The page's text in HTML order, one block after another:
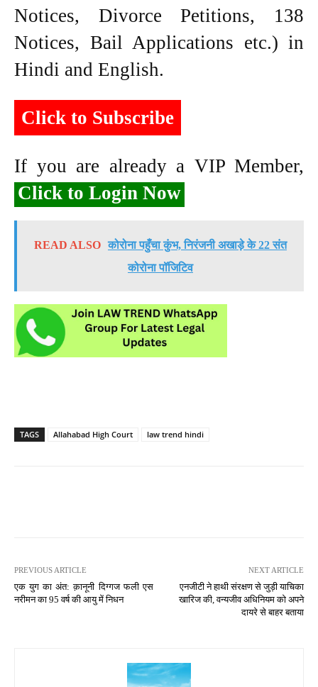
Notices, Divorce Petitions, 138
Notices, Bail Applications etc.) in
Hindi and English.
Click to Subscribe
If you are already a VIP Member,
Click to Login Now
READ ALSO कोरोना पहुँचा कुंभ, निरंजनी अखाड़े के 22 संत
कोरोना पॉजिटिव
TAGS Allahabad High Court law trend hindi
PREVIOUS ARTICLE
एक युग का अंत: क़ानूनी दिग्गज फली एस
नरीमन का 95 वर्ष की आयु में निधन
NEXT ARTICLE
एनजीटी ने हाथी संरक्षण से जुड़ी याचिका
खारिज की, वन्यजीव अधिनियम को अपने
दायरे से बाहर बताया